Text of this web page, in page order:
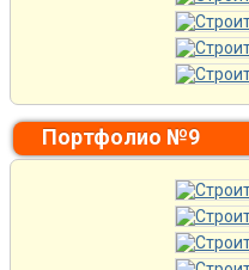
Портфолио №9